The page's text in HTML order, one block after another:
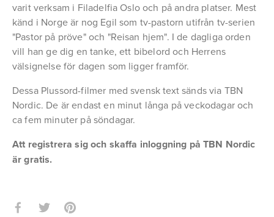
varit verksam i Filadelfia Oslo och på andra platser. Mest
känd i Norge är nog Egil som tv-pastorn utifrån tv-serien
"Pastor på pröve" och "Reisan hjem". I de dagliga orden
vill han ge dig en tanke, ett bibelord och Herrens
välsignelse för dagen som ligger framför.
Dessa Plussord-filmer med svensk text sänds via TBN
Nordic. De är endast en minut långa på veckodagar och
ca fem minuter på söndagar.
Att registrera sig och skaffa inloggning på TBN Nordic
är gratis.